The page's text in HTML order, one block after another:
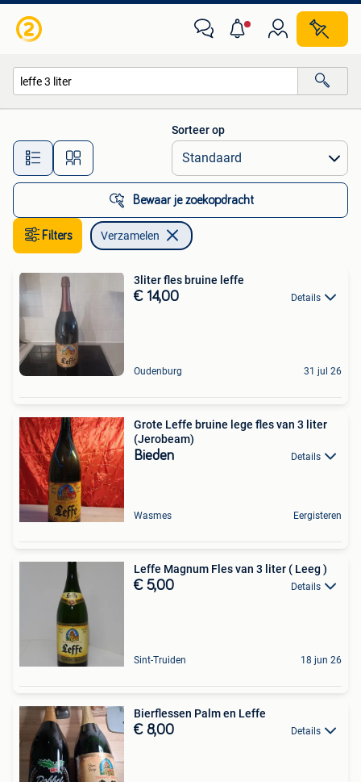
Alle afstanden…
Sorteer op
Bewaar je zoekopdracht
Filters Verzamelen
3liter fles bruine leffe
€ 14,00 Details
Oudenburg 31 jul 26
Grote Leffe bruine lege fles van 3 liter
(Jerobeam)
Bieden Details
Wasmes Eergisteren
Leffe Magnum Fles van 3 liter ( Leeg )
€ 5,00 Details
Sint-Truiden 18 jun 26
Bierflessen Palm en Leffe
€ 8,00 Details